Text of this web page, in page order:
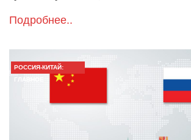
Подробнее..
РОССИЯ-КИТАЙ:
ГЛАВНОЕ